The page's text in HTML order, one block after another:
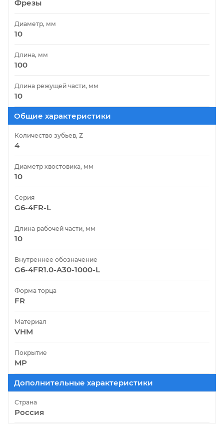
Фрезы
Диаметр, мм
10
Длина, мм
100
Длина режущей части, мм
10
Общие характеристики
Количество зубьев, Z
4
Диаметр хвостовика, мм
10
Серия
G6-4FR-L
Длина рабочей части, мм
10
Внутреннее обозначение
G6-4FR1.0-A30-1000-L
Форма торца
FR
Материал
VHM
Покрытие
MP
Дополнительные характеристики
Страна
Россия